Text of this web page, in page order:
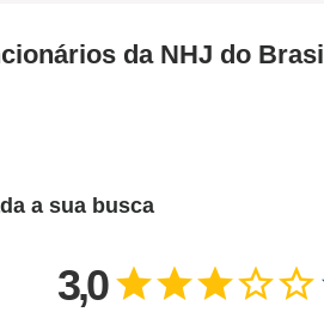
da NHJ do Brasil
a sua busca
3,0